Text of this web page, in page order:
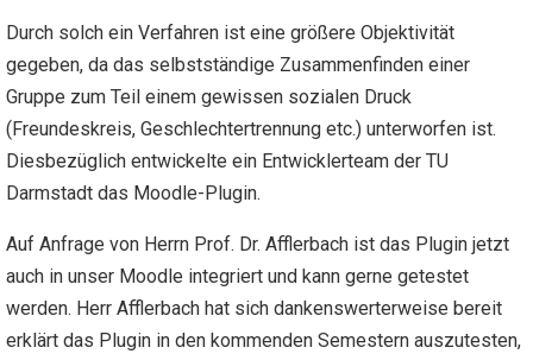
Durch solch ein Verfahren ist eine größere Objektivität
gegeben, da das selbstständige Zusammenfinden einer
Gruppe zum Teil einem gewissen sozialen Druck
(Freundeskreis, Geschlechtertrennung etc.) unterworfen ist.
Diesbezüglich entwickelte ein Entwicklerteam der TU
Darmstadt das Moodle-Plugin.
Auf Anfrage von Herrn Prof. Dr. Afflerbach ist das Plugin jetzt
auch in unser Moodle integriert und kann gerne getestet
werden. Herr Afflerbach hat sich dankenswerterweise bereit
erklärt das Plugin in den kommenden Semestern auszutesten,